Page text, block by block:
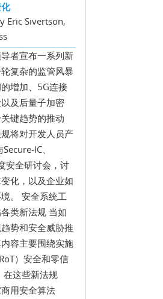
Eric Sivertson,
者宣布一系列新
复杂的监管风暴
增加、5G连接
及后量子加密
关键趋势的推动
将对开发人员产
IC、
安全研讨会，讨
化，以及企业如
。 安全系统工
类新法规 当如
势和安全威胁推
容主要围绕实施
）安全和零信
在这些新法规
用安全算法